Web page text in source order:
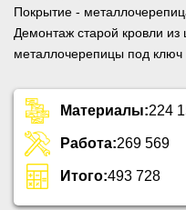
Покрытие -
Демонтаж старой кровли
металлочерепицы под ключ
Материалы:224
Работа:269 569
Итого:493 728